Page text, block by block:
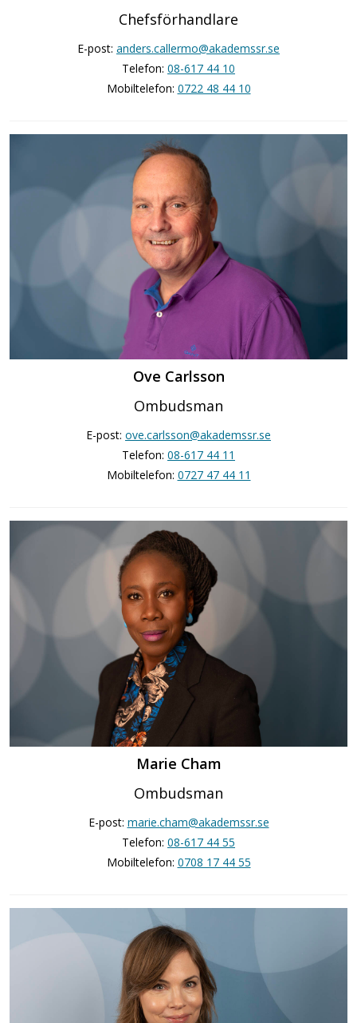
Chefsförhandlare
E-post: anders.callermo@akademssr.se
Telefon: 08-617 44 10
Mobiltelefon: 0722 48 44 10
Ove Carlsson
Ombudsman
E-post: ove.carlsson@akademssr.se
Telefon: 08-617 44 11
Mobiltelefon: 0727 47 44 11
Marie Cham
Ombudsman
E-post: marie.cham@akademssr.se
Telefon: 08-617 44 55
Mobiltelefon: 0708 17 44 55